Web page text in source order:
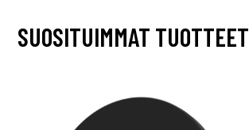
SUOSITUIMMAT TUOTTEET